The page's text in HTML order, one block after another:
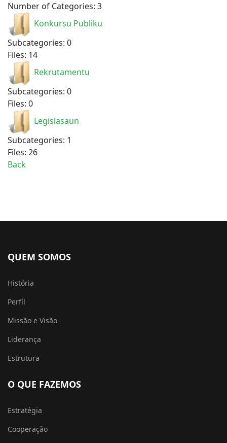
Number of Categories: 3
Konkursu Publiku
Subcategories: 0
Files: 14
Rekrutamentu
Subcategories: 0
Files: 0
Legislasaun
Subcategories: 1
Files: 26
Back
QUEM SOMOS
História
Perfíl
Missão e Visão
Liderança
Estrutura
O QUE FAZEMOS
Estratégia
Cooperação